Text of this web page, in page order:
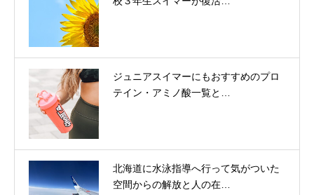
ジュニアスイマーにもおすすめのプロ
テイン・アミノ酸一覧と…
北海道に水泳指導へ行って気がついた
空間からの解放と人の在…